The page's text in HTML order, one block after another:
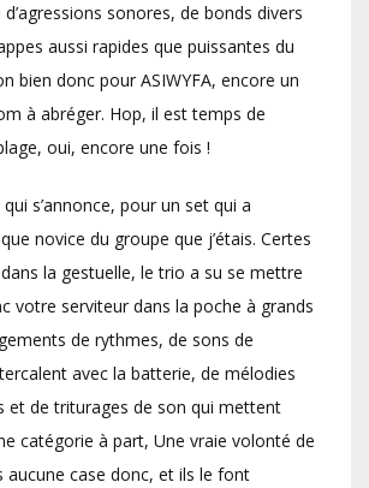
sonores, de bonds divers
aussi rapides que puissantes du
bien donc pour ASIWYFA, encore un
à abréger. Hop, il est temps de
oui, encore une fois !
qui s’annonce, pour un set qui a
novice du groupe que j’étais. Certes
la gestuelle, le trio a su se mettre
votre serviteur dans la poche à grands
de rythmes, de sons de
avec la batterie, de mélodies
et de triturages de son qui mettent
catégorie à part, Une vraie volonté de
aucune case donc, et ils le font